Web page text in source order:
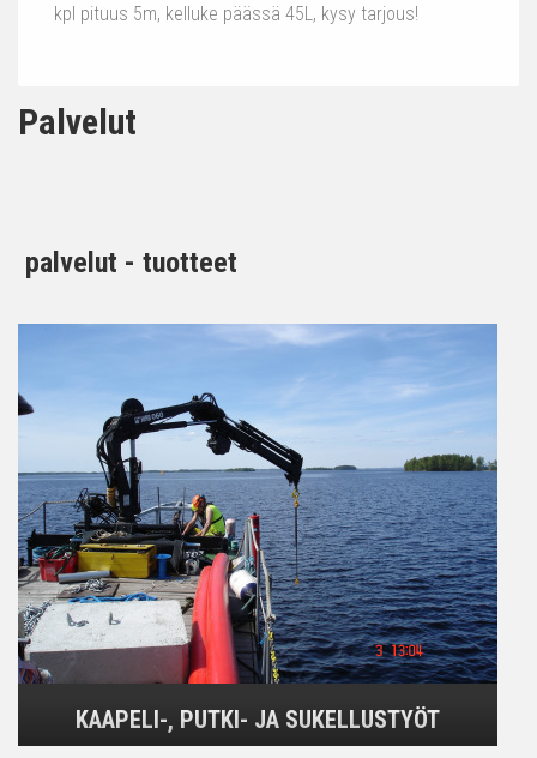
kpl pituus 5m, kelluke päässä 45L, kysy tarjous!
Palvelut
palvelut - tuotteet
KAAPELI-, PUTKI- JA SUKELLUSTYÖT